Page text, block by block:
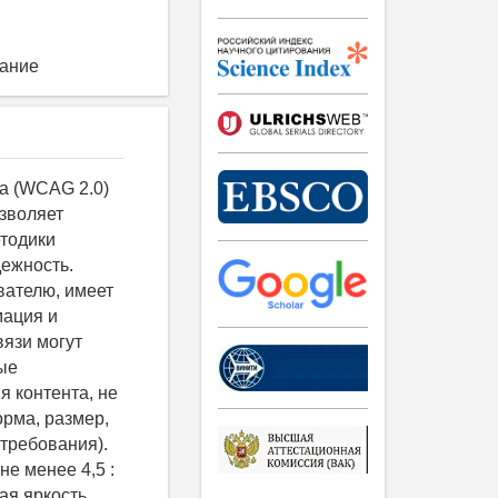
Тестирование - это получение допуска к лабораторным работам и к следующему теоретическому курсу. Допуск к лабораторным работам представляет собой набор вопросов, на которые учащийся должен дать ответы. При успешном прохождении допуска возможен переход к третьему этапу обучения - моделированию. Если допуск к лабораторным работам не был получен, программа анализирует ошибочные ответы и генерирует выборку разделов теории для повторного изучения. После повторного изучения предложенного материала учащийся может снова приступить к прохождению теста (предлагается несколько попыток прохождения тестирования). Этап 3. Моделирование (лабораторные работы). Этот этап реализуется после прохождения тестирования и представляет собой выполнение лабораторных работ, построенных по принципу постепенно усложняющихся заданий. Часть заданий предназначена для закрепления знаний, полученных при изучении теории (блочные задания), другая часть заданий - непосредственное проведение лабораторных работ. Этап 4. Анализ уровня знаний учащихся подсистемой статистики. При прохождении тестирования или выполнении заданий по моделированию для каждого учащегося формируется блок статистики, содержащий дату и время получения допуска и (или) выполнения лабораторной работы; количество попыток; места, в которых возникли затруднения (конкретные вопросы допуска и (или) задания лабораторной работы). Эти данные доступны у